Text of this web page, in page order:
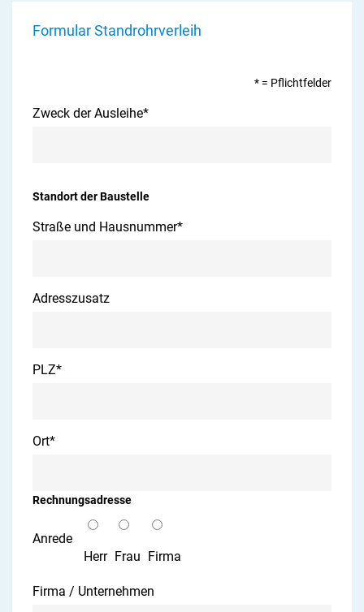
Formular Standrohrverleih
* = Pflichtfelder
Zweck der Ausleihe*
Standort der Baustelle
Straße und Hausnummer*
Adresszusatz
PLZ*
Ort*
Rechnungsadresse
Anrede
Herr
Frau Firma
Firma / Unternehmen